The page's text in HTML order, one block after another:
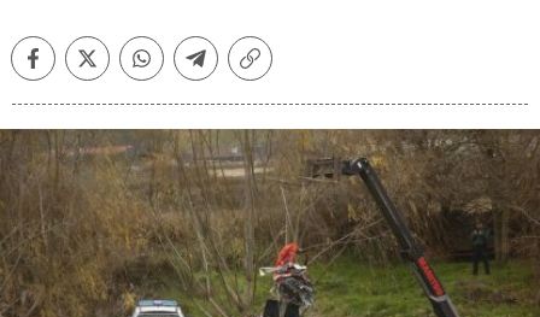
FacebookTwitterWhatsappTelegramCopiar